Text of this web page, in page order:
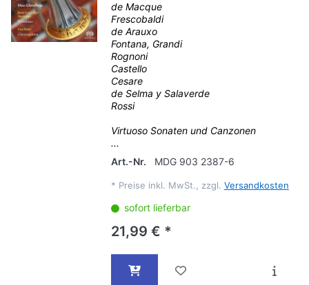
de Macque
Frescobaldi
de Arauxo
Fontana, Grandi
Rognoni
Castello
Cesare
de Selma y Salaverde
Rossi
Virtuoso Sonaten und Canzonen
...
Art.-Nr.
MDG 903 2387-6
* Preise inkl. MwSt., zzgl. Versandkosten
sofort lieferbar
21,99 € *